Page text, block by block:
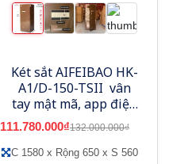
Két sắt AIFEIBAO HK-
A1/D-150-TSII vân
tay mật mã, app điện
thoại
111.780.000₫132.000.000₫
C 1580 x Rộng 650 x S 560